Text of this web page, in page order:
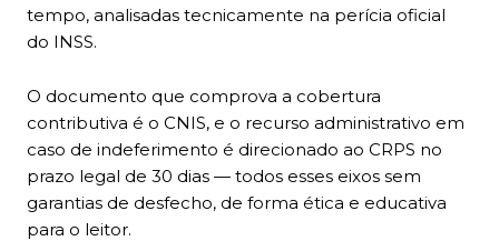
tempo, analisadas tecnicamente na perícia oficial
do INSS.
O documento que comprova a cobertura
contributiva é o CNIS, e o recurso administrativo em
caso de indeferimento é direcionado ao CRPS no
prazo legal de 30 dias — todos esses eixos sem
garantias de desfecho, de forma ética e educativa
para o leitor.